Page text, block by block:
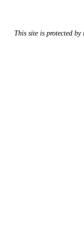
This site is protected